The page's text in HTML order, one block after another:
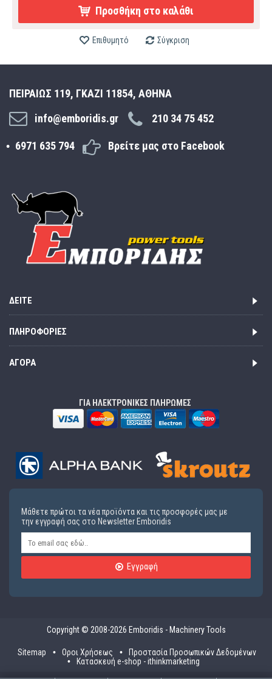
Προσθήκη στο καλάθι
Επιθυμητό Σύγκριση
ΠΕΙΡΑΙΩΣ 119, ΓΚΑΖΙ 11854, ΑΘΗΝΑ
info@emboridis.gr
210 34 75 452
6971 635 794 Βρείτε μας στο Facebook
ΔΕΊΤΕ
ΠΛΗΡΟΦΟΡΊΕΣ
ΑΓΟΡΆ
ΓΙΑ ΗΛΕΚΤΡΟΝΙΚΕΣ ΠΛΗΡΩΜΕΣ
Μάθετε πρώτοι τα νέα προϊόντα και τις προσφορές μας με
την εγγραφή σας στο Newsletter Emboridis
Εγγραφή
Copyright © 2008-2026 Emboridis - Machinery Tools
Sitemap Οροι Χρήσεως
Προστασία Προσωπικών Δεδομένων
Κατασκευή e-shop - ithinkmarketing